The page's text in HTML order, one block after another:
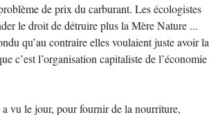
de prix du carburant. Les écologistes
le droit de détruire plus la Mère Nature ...
qu’au contraire elles voulaient juste avoir la
c’est l’organisation capitaliste de l’économie
vu le jour, pour fournir de la nourriture,